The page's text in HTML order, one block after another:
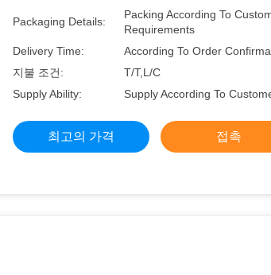
Packaging Details:
Packing According To
Requirements
Delivery Time:
According To Order
지불 조건:
T/T,L/C
Supply Ability:
Supply According To
최고의 가격 접촉